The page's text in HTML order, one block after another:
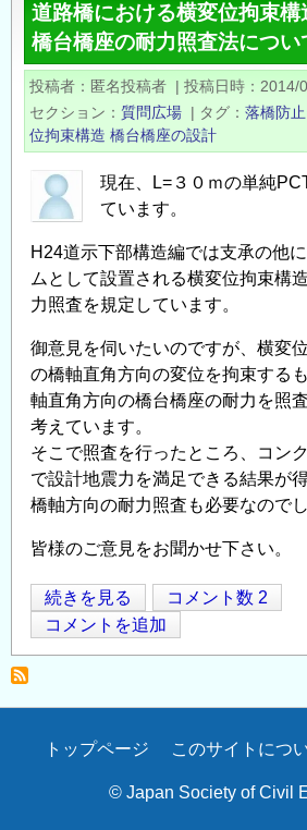
構
造
に
つ
い
て
の
道路橋における横変位拘束
橋台橋座の耐力照査法につい
投稿者 匿名投稿者 | 投稿日時
2014/
セクション
質問広場 | タグ 落橋防
位拘束構造 橋台橋座の設計
現在、L=３０ｍの単純
ています。
H24道示下部構造編では支承の他
ムとして設置される横変位拘束構
力照査を規定しています。
御意見を伺いたいのですが、横変
の橋軸直角方向の変位を拘束する
軸直角方向の橋台橋座の耐力を照
考えています。
そこで照査を行ったところ、コン
で設計地震力を満足できる結果が
橋軸方向の耐力照査も必要なので
皆様のご意見をお聞かせ下さい。
道
路
橋
お
る
続きを見る
コメント数 2
コメントを追加
Secondary
トップページ このサイトにつ
© Japan Society of Civil